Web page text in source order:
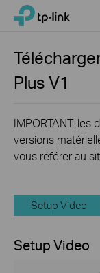
Click
the
navigation
TP-Link, Reliably
PlusV1
IMPORTANT:
versions
vous référer au
Setup Video
Setup Video